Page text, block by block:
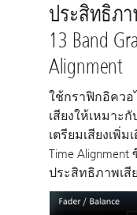
ประสิทธิภ
13 Band
Alignment
ใช้กราฟิกอิควอ
เสียงให้เหมาะ
เตรียมเสียงเพิ่
Time
ประสิทธิภาพเสี